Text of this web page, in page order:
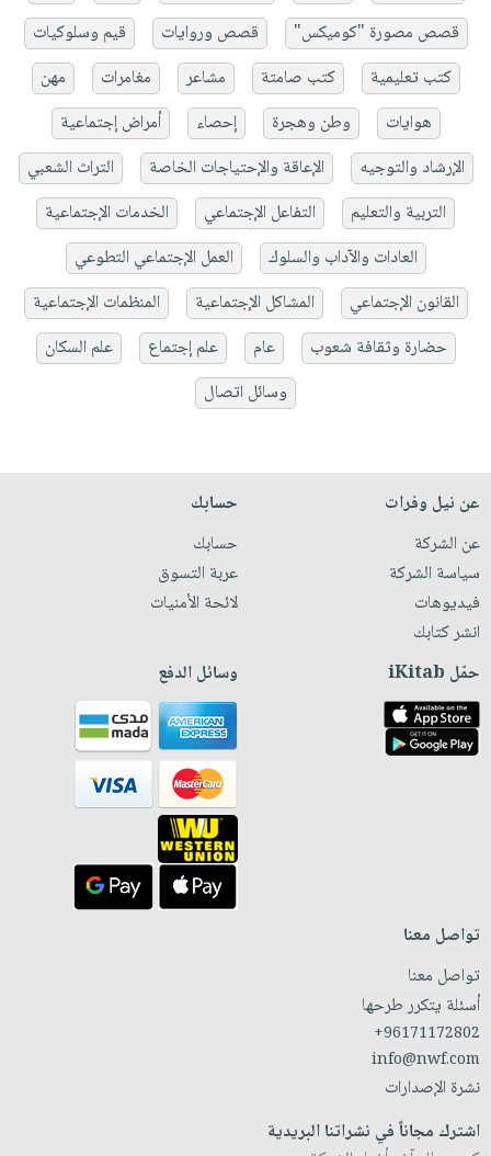
قصص مصورة "كوميكس"
قصص وروايات
قيم وسلوكيات
كتب تعليمية
كتب صامتة مشاعر مغامرات
مهن
هوايات
وطن وهجرة إحصاء
أمراض إجتماعية
الإرشاد والتوجيه
الإعاقة والإحتياجات الخاصة
التراث الشعبي
التربية والتعليم
التفاعل الإجتماعي
الخدمات الإجتماعية
العادات والآداب والسلوك
العمل الإجتماعي التطوعي
القانون الإجتماعي
المشاكل الإجتماعية
المنظمات الإجتماعية
حضارة وثقافة شعوب
عام علم إجتماع
علم السكان
وسائل اتصال
عن نيل وفرات
عن الشركة
سياسة الشركة
فيديوهات
انشر كتابك
حسابك
حسابك
عربة التسوق
لائحة الأمنيات
حمّل iKitab وسائل الدفع
تواصل معنا
تواصل معنا
أسئلة يتكرر طرحها
+96171172802
info@nwf.com
نشرة الإصدارات
اشترك مجاناً في نشراتنا البريدية